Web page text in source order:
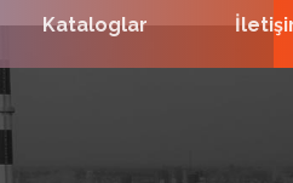
Kataloglar